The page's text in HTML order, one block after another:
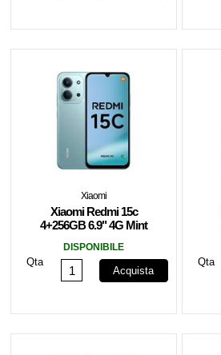
Xiaomi
Xiaomi Redmi 15c
4+256GB 6.9" 4G Mint
DISPONIBILE
Qta
Acquista
Qta